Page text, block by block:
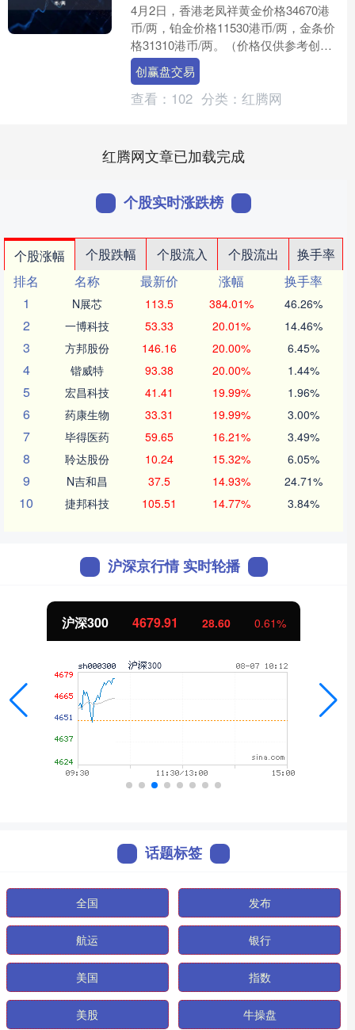
4月2日，香港老凤祥黄金价格34670港
币/两，铂金价格11530港币/两，金条价
格31310港币/两。（价格仅供参考创赢
盘交易，以门店实际为准）同日上海黄
金交....
创赢盘交易
查看： 102 分类： 红腾网
红腾网文章已加载完成
个股实时涨跌榜
个股涨幅 个股跌幅 个股流入 个股流出
换手率
排名
名称 最新价 涨幅
换手率
1
N展芯 113.5 384.01% 46.26%
2 一博科技 53.33 20.01% 14.46%
3 方邦股份 146.16 20.00% 6.45%
4 锴威特 93.38 20.00% 1.44%
5 宏昌科技 41.41 19.99% 1.96%
6 药康生物 33.31 19.99% 3.00%
7 毕得医药 59.65 16.21% 3.49%
8 聆达股份 10.24 15.32% 6.05%
9 N吉和昌 37.5 14.93% 24.71%
10 捷邦科技 105.51 14.77% 3.84%
沪深京行情 实时轮播
沪深300 4679.91 28.60 0.61%
话题标签
全国 发布
航运 银行
美国 指数
美股 牛操盘